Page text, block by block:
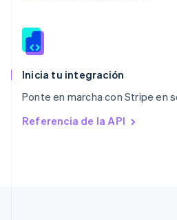
Inicia tu integración
Ponte en marcha con Stripe en
Referencia de la API
RAE de Hong Kong, China
Reino Unido
English
English
English